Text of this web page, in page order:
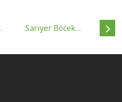
Sarıyer Böcek